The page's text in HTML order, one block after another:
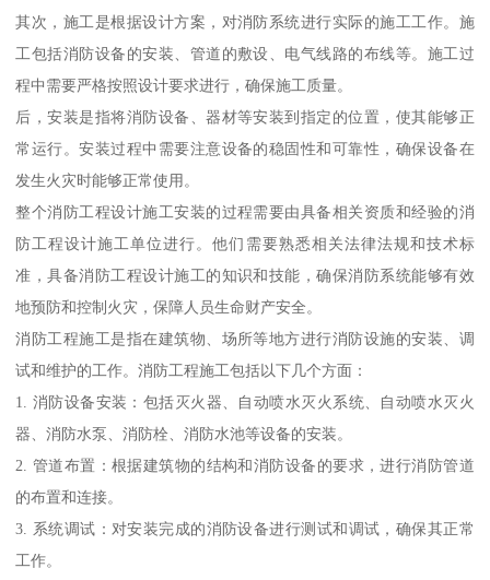
其次，施工是根据设计方案，对消防系统进行实际的施工工作。施
工包括消防设备的安装、管道的敷设、电气线路的布线等。施工过
程中需要严格按照设计要求进行，确保施工质量。
后，安装是指将消防设备、器材等安装到指定的位置，使其能够正
常运行。安装过程中需要注意设备的稳固性和可靠性，确保设备在
发生火灾时能够正常使用。
整个消防工程设计施工安装的过程需要由具备相关资质和经验的消
防工程设计施工单位进行。他们需要熟悉相关法律法规和技术标
准，具备消防工程设计施工的知识和技能，确保消防系统能够有效
地预防和控制火灾，保障人员生命财产安全。
消防工程施工是指在建筑物、场所等地方进行消防设施的安装、调
试和维护的工作。消防工程施工包括以下几个方面：
1. 消防设备安装：包括灭火器、自动喷水灭火系统、自动喷水灭火
器、消防水泵、消防栓、消防水池等设备的安装。
2. 管道布置：根据建筑物的结构和消防设备的要求，进行消防管道
的布置和连接。
3. 系统调试：对安装完成的消防设备进行测试和调试，确保其正常
工作。